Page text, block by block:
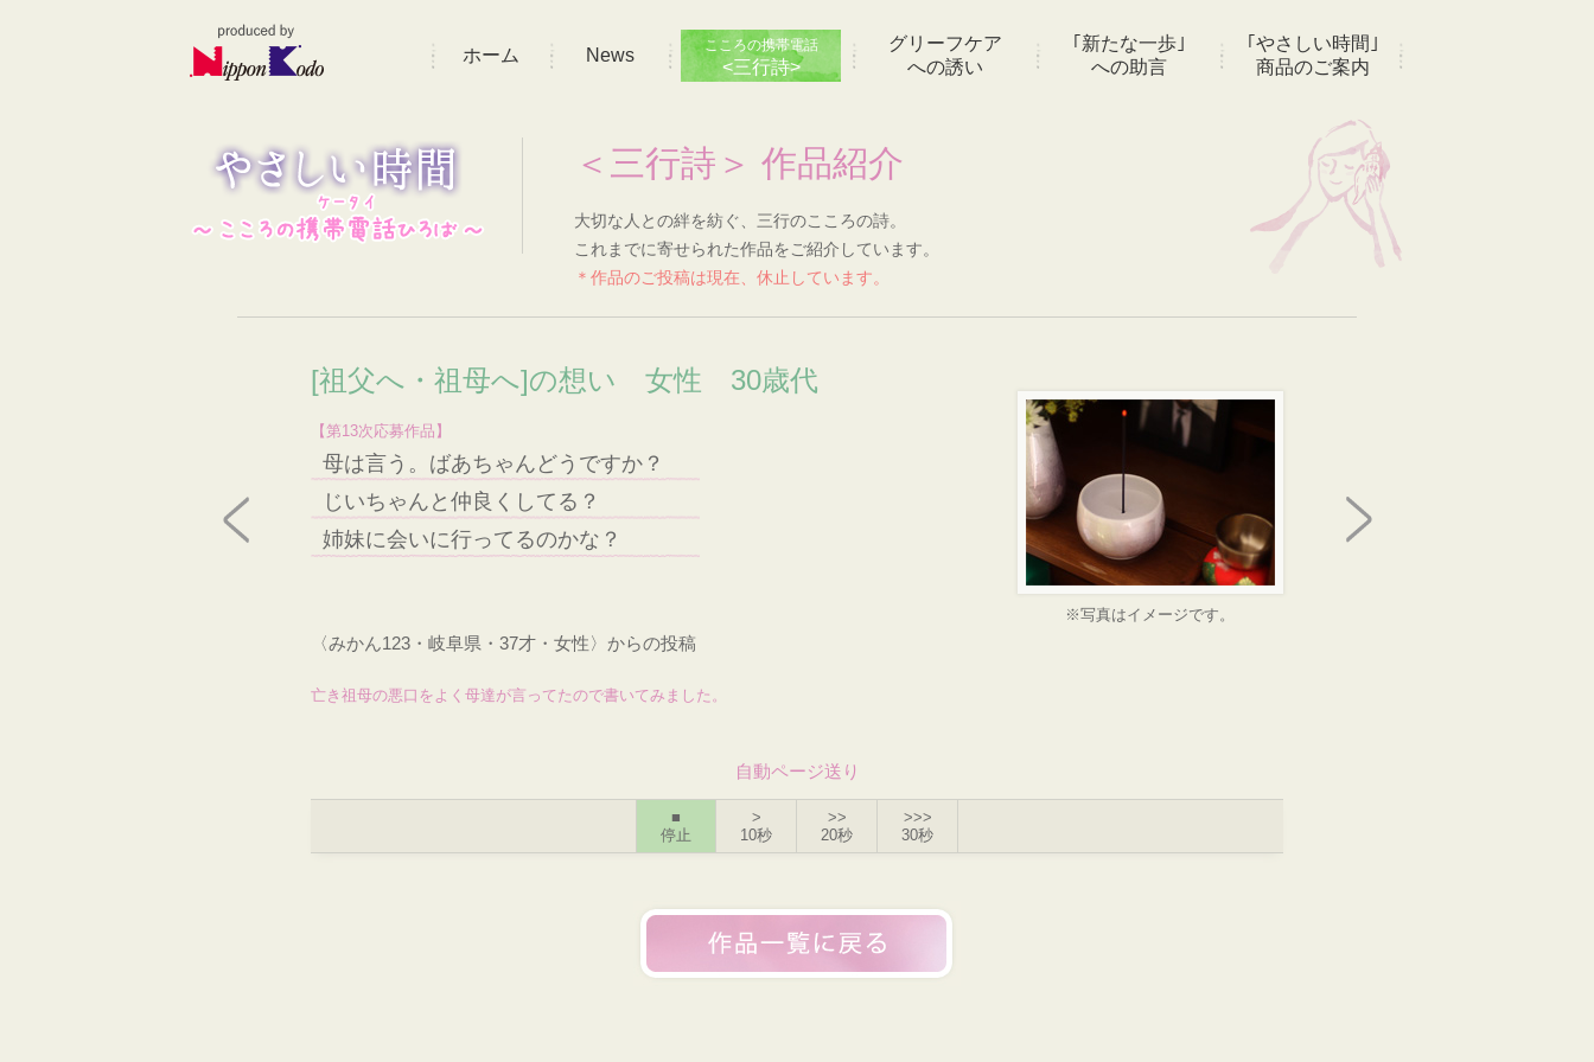
ホーム News こころの携帯電話
<三行詩>
グリーフケア
への誘い
｢新たな一歩｣
への助言
｢やさしい時間｣
商品のご案内
＜三行詩＞ 作品紹介
大切な人との絆を紡ぐ、三行のこころの詩。
これまでに寄せられた作品をご紹介しています。
＊作品のご投稿は現在、休止しています。
[祖父へ・祖母へ]の想い 女性 30歳代
【第13次応募作品】
母は言う。ばあちゃんどうですか？
じいちゃんと仲良くしてる？
姉妹に会いに行ってるのかな？
※写真はイメージです。
〈みかん123・岐阜県・37才・女性〉からの投稿
亡き祖母の悪口をよく母達が言ってたので書いてみました。
自動ページ送り
■
停止
>
10秒
>>
20秒
>>>
30秒